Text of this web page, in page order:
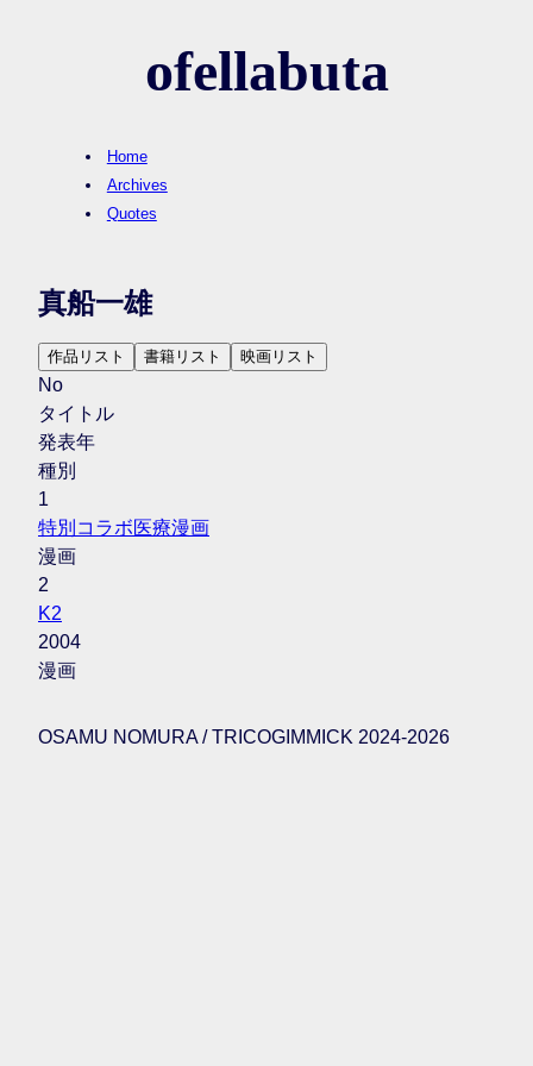
ofellabuta
Home
Archives
Quotes
真船一雄
作品リスト 書籍リスト 映画リスト
No
タイトル
発表年
種別
1
特別コラボ医療漫画
漫画
2
K2
2004
漫画
OSAMU NOMURA / TRICOGIMMICK 2024-2026